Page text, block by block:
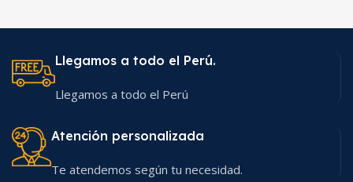
Llegamos a todo el Perú.
Llegamos a todo el Perú
Atención personalizada
Te atendemos según tu necesidad.